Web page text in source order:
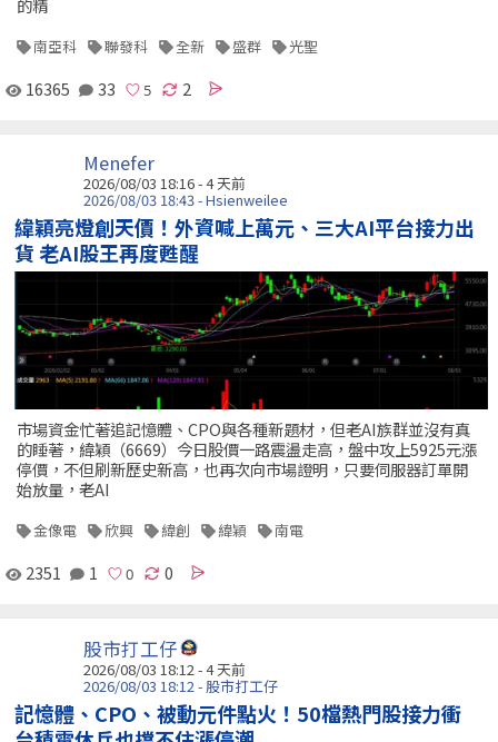
的精
南亞科 聯發科 全新 盛群 光聖
16365 33 2
Menefer
2026/08/03 18:16 - 4 天前
2026/08/03 18:43 - Hsienweilee
緯穎亮燈創天價！外資喊上萬元、三大AI平台接力出
貨 老AI股王再度甦醒
市場資金忙著追記憶體、CPO與各種新題材，但老AI族群並沒有真
的睡著，緯穎（6669）今日股價一路震盪走高，盤中攻上5925元漲
停價，不但刷新歷史新高，也再次向市場證明，只要伺服器訂單開
始放量，老AI
金像電 欣興 緯創 緯穎 南電
2351 1 0
股市打工仔
2026/08/03 18:12 - 4 天前
2026/08/03 18:12 - 股市打工仔
記憶體、CPO、被動元件點火！50檔熱門股接力衝